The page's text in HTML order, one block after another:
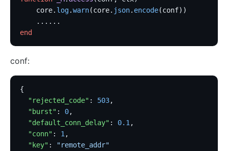
    core.
log.warn(core. json. encode(conf))
    ......
end
conf:
{
  "rejected_code"
: 503,
  "burst"
: 0,
  "default_conn_delay"
: 0.1 ,
  "conn"
: 1 ,
  "key"
:
"remote_addr"